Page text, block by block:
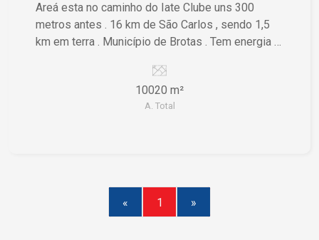
Areá esta no caminho do Iate Clube uns 300
metros antes . 16 km de São Carlos , sendo 1,5
km em terra . Município de Brotas . Tem energia ,
Plana . Em pasto braquiaria . Toda cercada uma
10020 m²
A. Total
« 1 »